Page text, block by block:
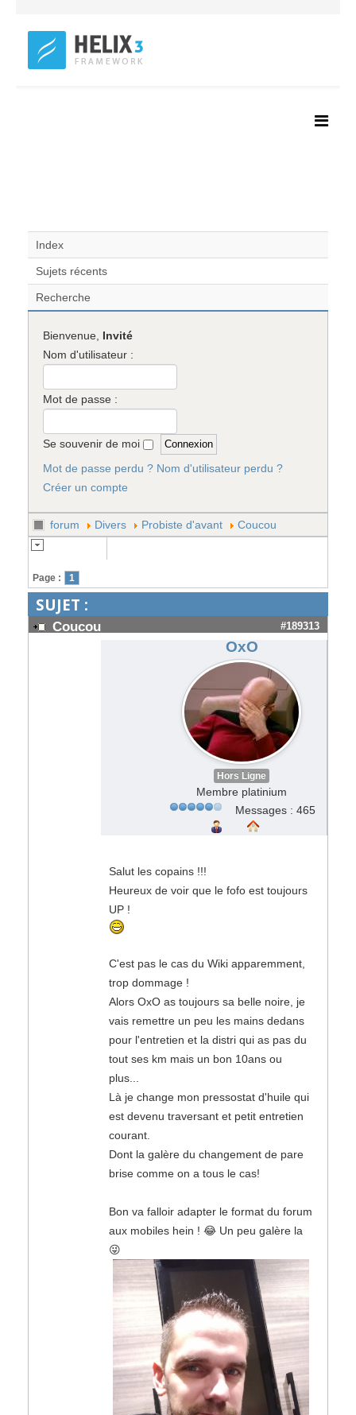
Index
Sujets récents
Recherche
Bienvenue, Invité
Nom d'utilisateur :
Mot de passe :
Se souvenir de moi
Mot de passe perdu ? Nom d'utilisateur perdu ?
Créer un compte
forum Divers Probiste d'avant Coucou
Page : 1
SUJET :
Coucou #189313
OxO
Hors Ligne
Membre platinium
Messages : 465
Salut les copains !!!
Heureux de voir que le fofo est toujours
UP !
C'est pas le cas du Wiki apparemment,
trop dommage !
Alors OxO as toujours sa belle noire, je
vais remettre un peu les mains dedans
pour l'entretien et la distri qui as pas du
tout ses km mais un bon 10ans ou
plus...
Là je change mon pressostat d'huile qui
est devenu traversant et petit entretien
courant.
Dont la galère du changement de pare
brise comme on a tous le cas!
Bon va falloir adapter le format du forum
aux mobiles hein ! 😂 Un peu galère la
😜